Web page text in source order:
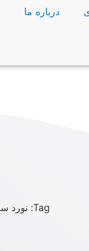
درباره ما
Tag: نورد سرد سفارشی